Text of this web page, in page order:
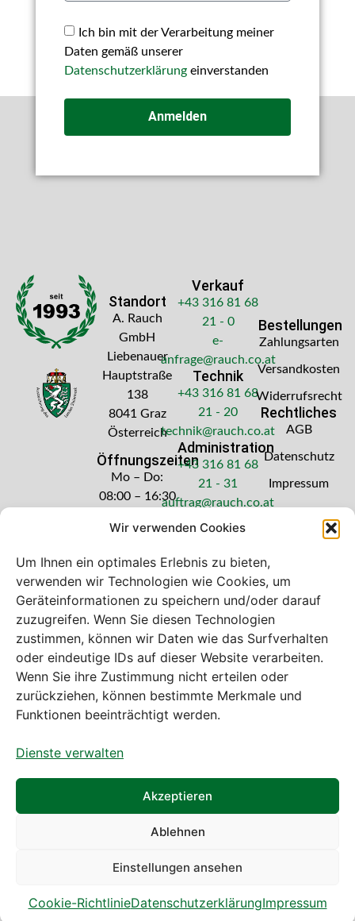
Wir verwenden Cookies
Um Ihnen ein optimales Erlebnis zu bieten,
verwenden wir Technologien wie Cookies, um
Geräteinformationen zu speichern und/oder darauf
zuzugreifen. Wenn Sie diesen Technologien
zustimmen, können wir Daten wie das Surfverhalten
oder eindeutige IDs auf dieser Website verarbeiten.
Wenn Sie ihre Zustimmung nicht erteilen oder
zurückziehen, können bestimmte Merkmale und
Funktionen beeinträchtigt werden.
Dienste verwalten
Akzeptieren
Ablehnen
Einstellungen ansehen
Cookie-RichtlinieDatenschutzerklärungImpressum
Ich bin mit der Verarbeitung meiner
Daten gemäß unserer
Datenschutzerklärungeinverstanden
Anmelden
Standort
A. Rauch
GmbH
Liebenauer
Hauptstraße
138
8041 Graz
Österreich
Öffnungszeiten
Mo – Do:
08:00 – 16:30
Freitag: 08:00
Verkauf
+43 316 81 68
21 - 0
e-
anfrage@rauch.co.at
Technik
+43 316 81 68
21 - 20
technik@rauch.co.at
Administration
+43 316 81 68
21 - 31
auftrag@rauch.co.at
Bestellungen
Zahlungsarten
Versandkosten
Widerrufsrecht
Rechtliches
AGB
Datenschutz
Impressum
Bei diesem Webshop handelt es sich um
einen B2B-Webshop
A. Rauch GmbH – Ihr Experte aus Österreich für Waagen,
Eich- & Kalibrierservice, Sprühnebel-Zerstäubungstechnik
und Lebensmittelmaschinen.
Sämtliche Angebote der A. Rauch GmbH richten sich
gewerbliche Kunden, Institutionen, Kommunen usw. aus
Österreich, Deutschland und der Schweiz (weitere Länder
auf Anfrage).
© A. Rauch GmbH 2026